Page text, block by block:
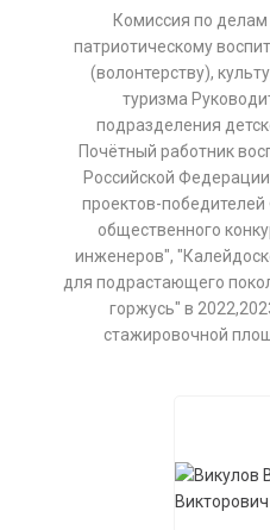
Комиссия по
патриотическому
(волонтерству),
туризма
подразделения
Почётный работник
Российской
проектов-
общественного
инженеров",
для подрастающего
горжусь" в
стажировочной